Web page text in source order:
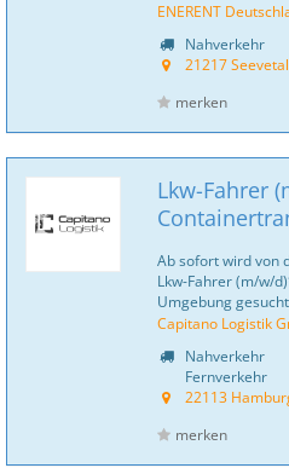
ENERENT
Nahverkehr
21217 Seevetal
merken
Lkw-Fahrer
Ab sofort wird von
Lkw-Fahrer (m/w/
Umgebung
Capitano Logistik
Nahverkehr
Fernverkehr
22113
merken